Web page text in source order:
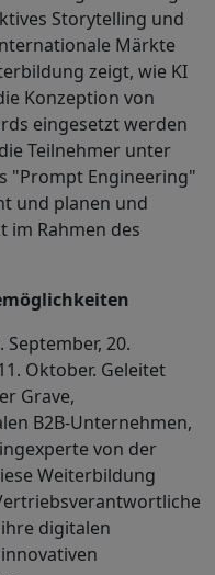
Storytelling und
Märkte
zeigt, wie KI
Konzeption von
eingesetzt werden
Teilnehmer unter
"Prompt Engineering"
und planen und
im Rahmen des
20.
Oktober. Geleitet
Grave,
B2B-Unternehmen,
von der
Weiterbildung
digitalen